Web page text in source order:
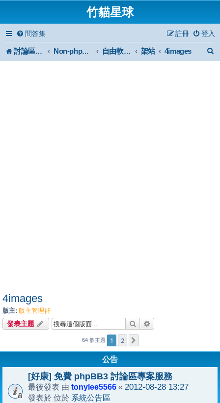
竹貓星球
問答集 登入
註冊
討論區首頁 Non-phpBB specific 自由軟體或免費軟體 架站 4images
4images
版主: 版主管理群
發表主題 搜尋
64 個主題 1 2
公告
[好康] 免費 phpBB3 討論區專案服務
最後發表 由 tonylee5566 « 2012-08-28 13:27
發表於 位於 系統公告區